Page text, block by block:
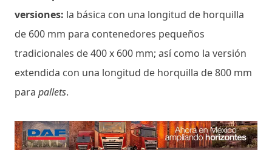
versiones: la básica con una longitud de horquilla
de 600 mm para contenedores pequeños
tradicionales de 400 x 600 mm; así como la versión
extendida con una longitud de horquilla de 800 mm
para pallets.